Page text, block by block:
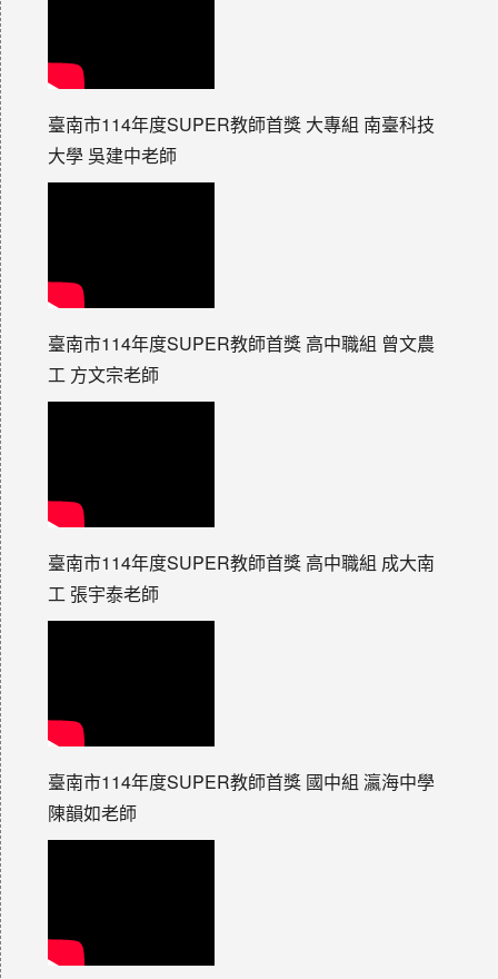
臺南市114年度SUPER教師首獎 大專組 南臺科技
大學 吳建中老師
臺南市114年度SUPER教師首獎 高中職組 曾文農
工 方文宗老師
臺南市114年度SUPER教師首獎 高中職組 成大南
工 張宇泰老師
臺南市114年度SUPER教師首獎 國中組 瀛海中學
陳韻如老師